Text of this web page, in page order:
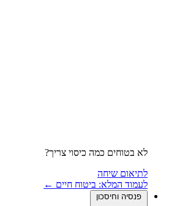
לא בטוחים כמה כיסוי צריך?
לתיאום שיחה
לעמוד המלא: ביטוח חיים ←
פנסיה וחיסכון